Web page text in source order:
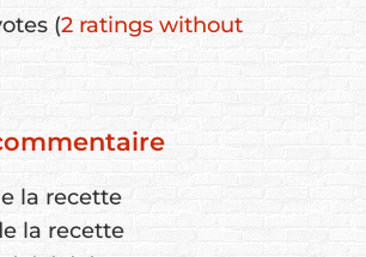
(2 ratings without
la recette
la recette